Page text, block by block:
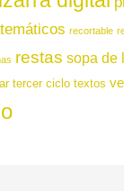
recortable
restas sopa de
tercer ciclo textos